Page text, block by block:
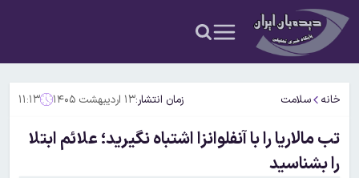
خانه سلامت زمان انتشار:۱۳ اردیبهشت ۱۴۰۵ ۱۱:۱۳
تب مالاریا را با آنفلوانزا اشتباه نگیرید؛ علائم ابتلا
را بشناسید